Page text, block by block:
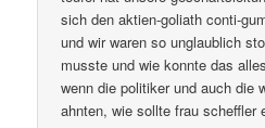
sich den aktien-goliath conti-
und wir waren so unglaublich
musste und wie konnte das
wenn die politiker und auch die
ahnten, wie sollte frau scheffler